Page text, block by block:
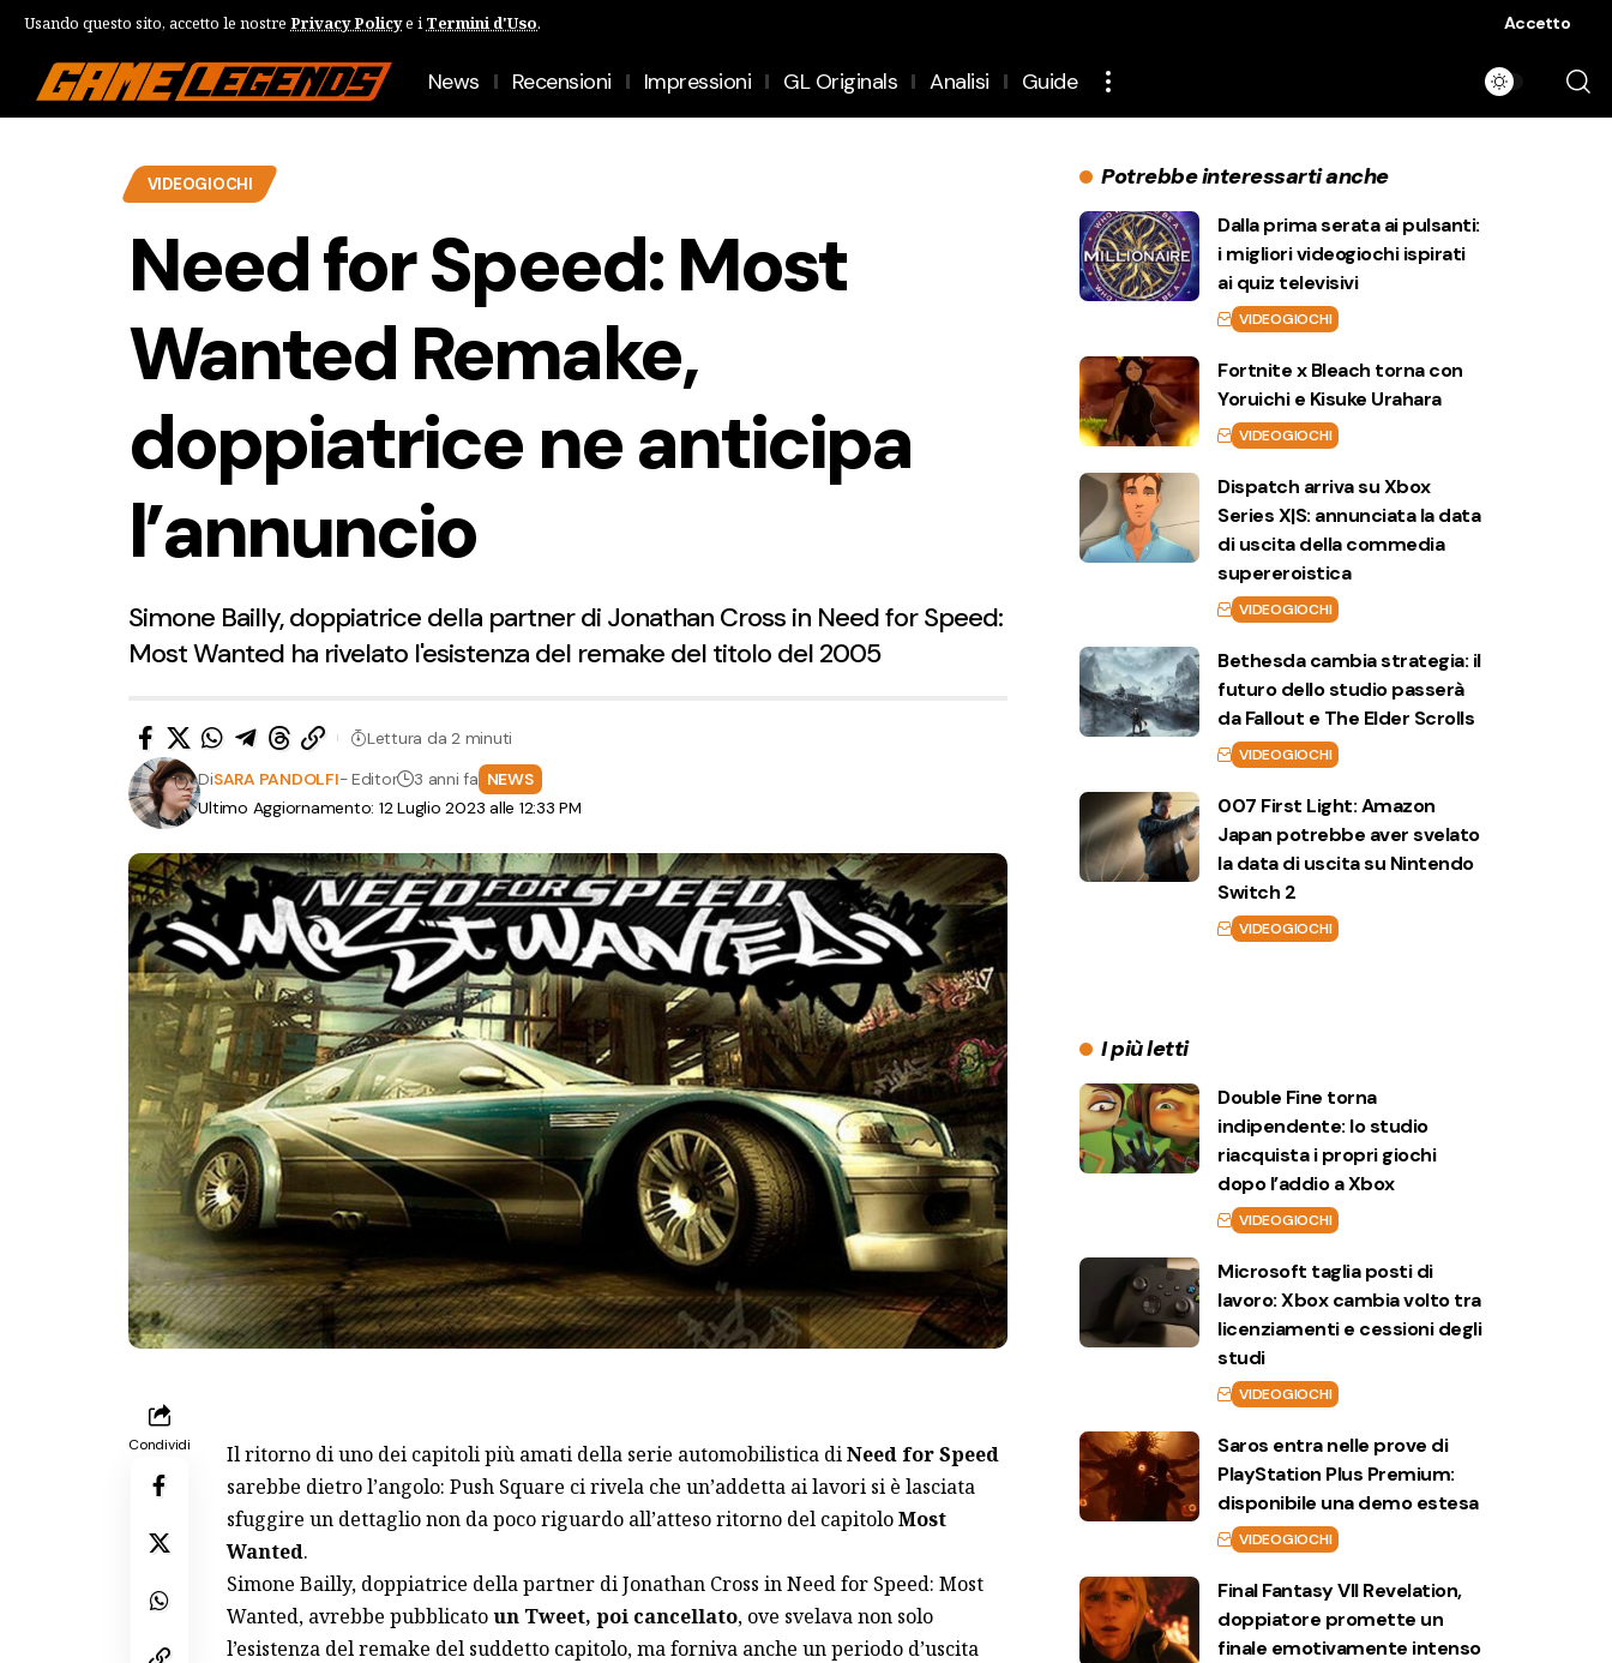
Usando questo sito, accetto le nostre Privacy Policye i Termini d'Uso. Accetto
News Recensioni Impressioni GL Originals Analisi Guide
VIDEOGIOCHI
Need for Speed: Most
Wanted Remake,
doppiatrice ne anticipa
l’annuncio
Simone Bailly, doppiatrice della partner di Jonathan Cross in Need for Speed:
Most Wanted ha rivelato l'esistenza del remake del titolo del 2005
Ultimo Aggiornamento: 12 Luglio 2023 alle 12:33 PM
DiSARA PANDOLFI- Editor 3 anni fa NEWS
Lettura da 2 minuti
Condividi Il ritorno di uno dei capitoli più amati della serie automobilistica diNeed for Speed
sarebbe dietro l’angolo: Push Square ci rivela che un’addetta ai lavori si è lasciata
sfuggire un dettaglio non da poco riguardo all’atteso ritorno del capitoloMost
Wanted.
Simone Bailly, doppiatrice della partner di Jonathan Cross in Need for Speed: Most
Wanted, avrebbe pubblicatoun Tweet, poi cancellato, ove svelava non solo
l’esistenza del remake del suddetto capitolo, ma forniva anche un periodo d’uscita
Potrebbe interessarti anche
Dalla prima serata ai pulsanti:
i migliori videogiochi ispirati
ai quiz televisivi
VIDEOGIOCHI
Fortnite x Bleach torna con
Yoruichi e Kisuke Urahara
VIDEOGIOCHI
Dispatch arriva su Xbox
Series X|S: annunciata la data
di uscita della commedia
supereroistica
VIDEOGIOCHI
Bethesda cambia strategia: il
futuro dello studio passerà
da Fallout e The Elder Scrolls
VIDEOGIOCHI
007 First Light: Amazon
Japan potrebbe aver svelato
la data di uscita su Nintendo
Switch 2
VIDEOGIOCHI
I più letti
Double Fine torna
indipendente: lo studio
riacquista i propri giochi
dopo l’addio a Xbox
VIDEOGIOCHI
Microsoft taglia posti di
lavoro: Xbox cambia volto tra
licenziamenti e cessioni degli
studi
VIDEOGIOCHI
Saros entra nelle prove di
PlayStation Plus Premium:
disponibile una demo estesa
VIDEOGIOCHI
Final Fantasy VII Revelation,
doppiatore promette un
finale emotivamente intenso